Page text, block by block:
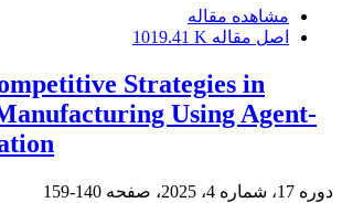
مشاهده مقاله
اصل مقاله 1019.41 K
Strategies in
Using Agent-
دوره 17، شماره 4، 2025، صفحه 140-159